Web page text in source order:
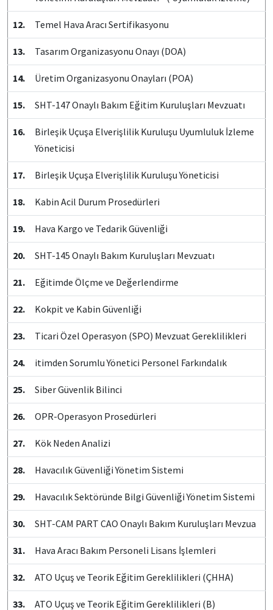
12. Temel Hava Aracı Sertifikasyonu
13. Tasarım Organizasyonu Onayı (DOA)
14. Üretim Organizasyonu Onayları (POA)
15. SHT-147 Onaylı Bakım Eğitim Kuruluşları Mevzuatı
16.
Birleşik Uçuşa Elverişlilik Kuruluşu Uyumluluk İzleme
Yöneticisi
17. Birleşik Uçuşa Elverişlilik Kuruluşu Yöneticisi
18. Kabin Acil Durum Prosedürleri
19. Hava Kargo ve Tedarik Güvenliği
20. SHT-145 Onaylı Bakım Kuruluşları Mevzuatı
21. Eğitimde Ölçme ve Değerlendirme
22. Kokpit ve Kabin Güvenliği
23. Ticari Özel Operasyon (SPO) Mevzuat Gereklilikleri
24. itimden Sorumlu Yönetici Personel Farkındalık
25. Siber Güvenlik Bilinci
26. OPR-Operasyon Prosedürleri
27. Kök Neden Analizi
28. Havacılık Güvenliği Yönetim Sistemi
29. Havacılık Sektöründe Bilgi Güvenliği Yönetim Sistemi
30. SHT-CAM PART CAO Onaylı Bakım Kuruluşları Mevzua
31. Hava Aracı Bakım Personeli Lisans İşlemleri
32. ATO Uçuş ve Teorik Eğitim Gereklilikleri (ÇHHA)
33. ATO Uçuş ve Teorik Eğitim Gereklilikleri (B)